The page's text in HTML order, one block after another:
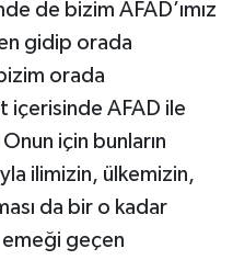
de bizim AFAD’ımız
gidip orada
orada
içerisinde AFAD ile
için bunların
ilimizin, ülkemizin,
da bir o kadar
geçen